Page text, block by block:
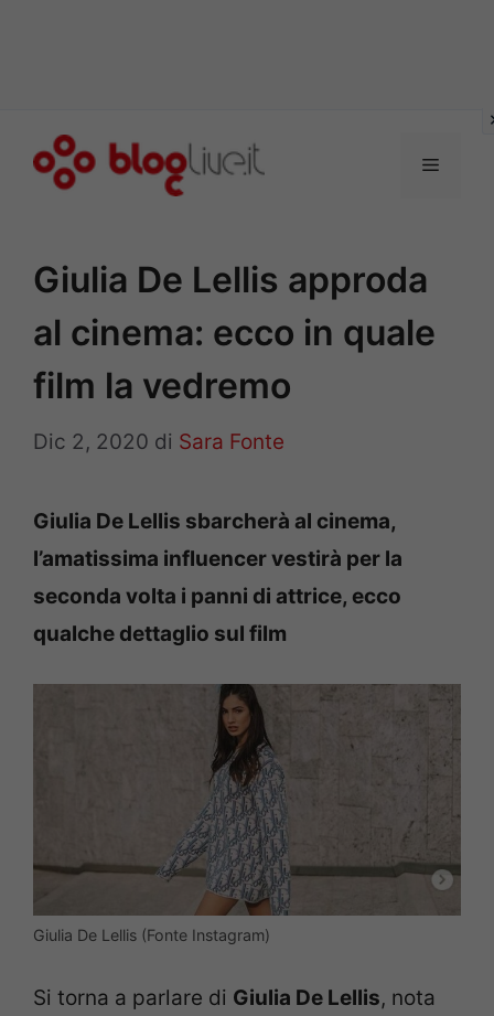
Menu
Giulia De Lellis approda
al cinema: ecco in quale
film la vedremo
Dic 2, 2020 di Sara Fonte
Giulia De Lellis sbarcherà al cinema,
l’amatissima influencer vestirà per la
seconda volta i panni di attrice, ecco
qualche dettaglio sul film
Giulia De Lellis (Fonte Instagram)
Si torna a parlare di Giulia De Lellis, nota